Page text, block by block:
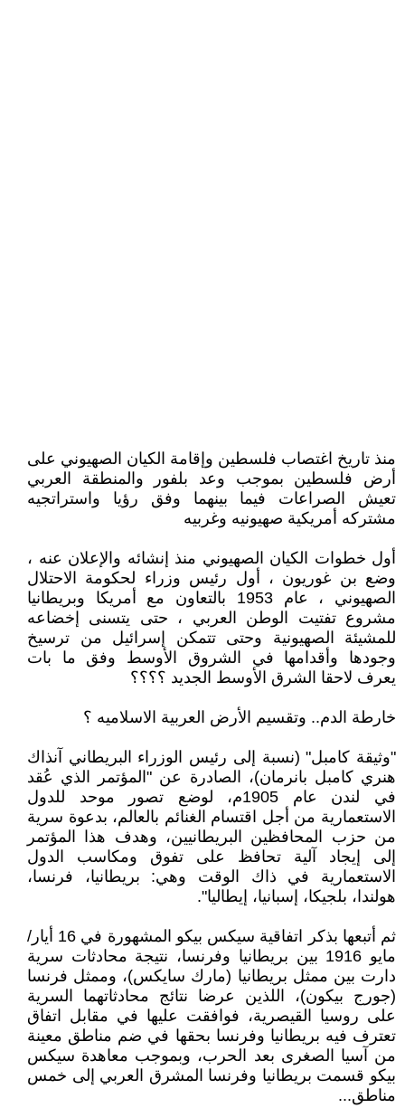
منذ تاريخ اغتصاب فلسطين وإقامة الكيان الصهيوني على
أرض فلسطين بموجب وعد بلفور والمنطقة العربي
تعيش الصراعات فيما بينهما وفق رؤيا واستراتجيه
مشتركه أمريكية صهيونيه وغربيه
أول خطوات الكيان الصهيوني منذ إنشائه والإعلان عنه ،
وضع بن غوريون ، أول رئيس وزراء لحكومة الاحتلال
الصهيوني ، عام 1953 بالتعاون مع أمريكا وبريطانيا
مشروع تفتيت الوطن العربي ، حتى يتسنى إخضاعه
للمشيئة الصهيونية وحتى تتمكن إسرائيل من ترسيخ
وجودها وأقدامها في الشروق الأوسط وفق ما بات
يعرف لاحقا الشرق الأوسط الجديد ؟؟؟؟
خارطة الدم.. وتقسيم الأرض العربية الاسلاميه ؟
"وثيقة كامبل" (نسبة إلى رئيس الوزراء البريطاني آنذاك
هنري كامبل بانرمان)، الصادرة عن "المؤتمر الذي عُقد
في لندن عام 1905م، لوضع تصور موحد للدول
الاستعمارية من أجل اقتسام الغنائم بالعالم، بدعوة سرية
من حزب المحافظين البريطانيين، وهدف هذا المؤتمر
إلى إيجاد آلية تحافظ على تفوق ومكاسب الدول
الاستعمارية في ذاك الوقت وهي: بريطانيا، فرنسا،
هولندا، بلجيكا، إسبانيا، إيطاليا".
ثم أتبعها بذكر اتفاقية سيكس بيكو المشهورة في 16 أيار/
مايو 1916 بين بريطانيا وفرنسا، نتيجة محادثات سرية
دارت بين ممثل بريطانيا (مارك سايكس)، وممثل فرنسا
(جورج بيكون)، اللذين عرضا نتائج محادثاتهما السرية
على روسيا القيصرية، فوافقت عليها في مقابل اتفاق
تعترف فيه بريطانيا وفرنسا بحقها في ضم مناطق معينة
من آسيا الصغرى بعد الحرب، وبموجب معاهدة سيكس
بيكو قسمت بريطانيا وفرنسا المشرق العربي إلى خمس
مناطق...